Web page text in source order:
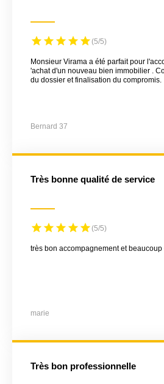
(5/5)
Monsieur Virama a été parfait pour
'achat d'un nouveau bien immobilier .
du dossier et finalisation du compromis.
Bernard 37
très bonne qualité de service
(5/5)
très bon accompagnement et
marie
Très bon professionnelle